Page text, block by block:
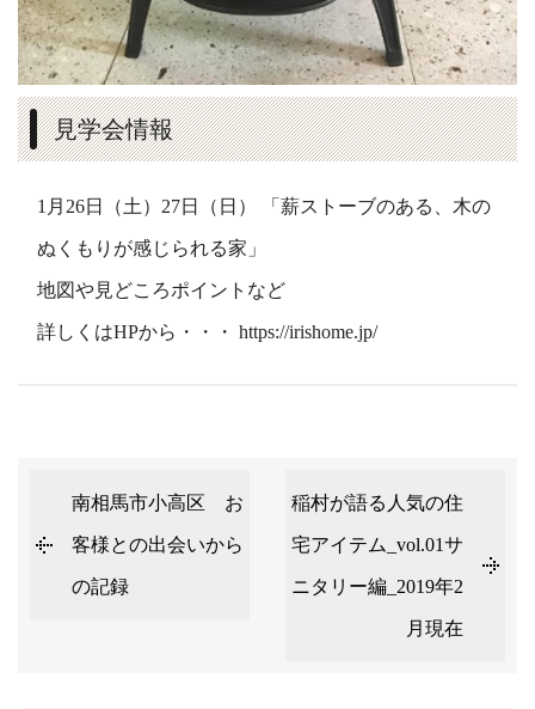
見学会情報
1月26日（土）27日（日） 「薪ストーブのある、木の
ぬくもりが感じられる家」
地図や見どころポイントなど
詳しくはHPから・・・ https://irishome.jp/
南相馬市小高区 お
客様との出会いから
の記録
稲村が語る人気の住
宅アイテム_vol.01サ
ニタリー編_2019年2
月現在